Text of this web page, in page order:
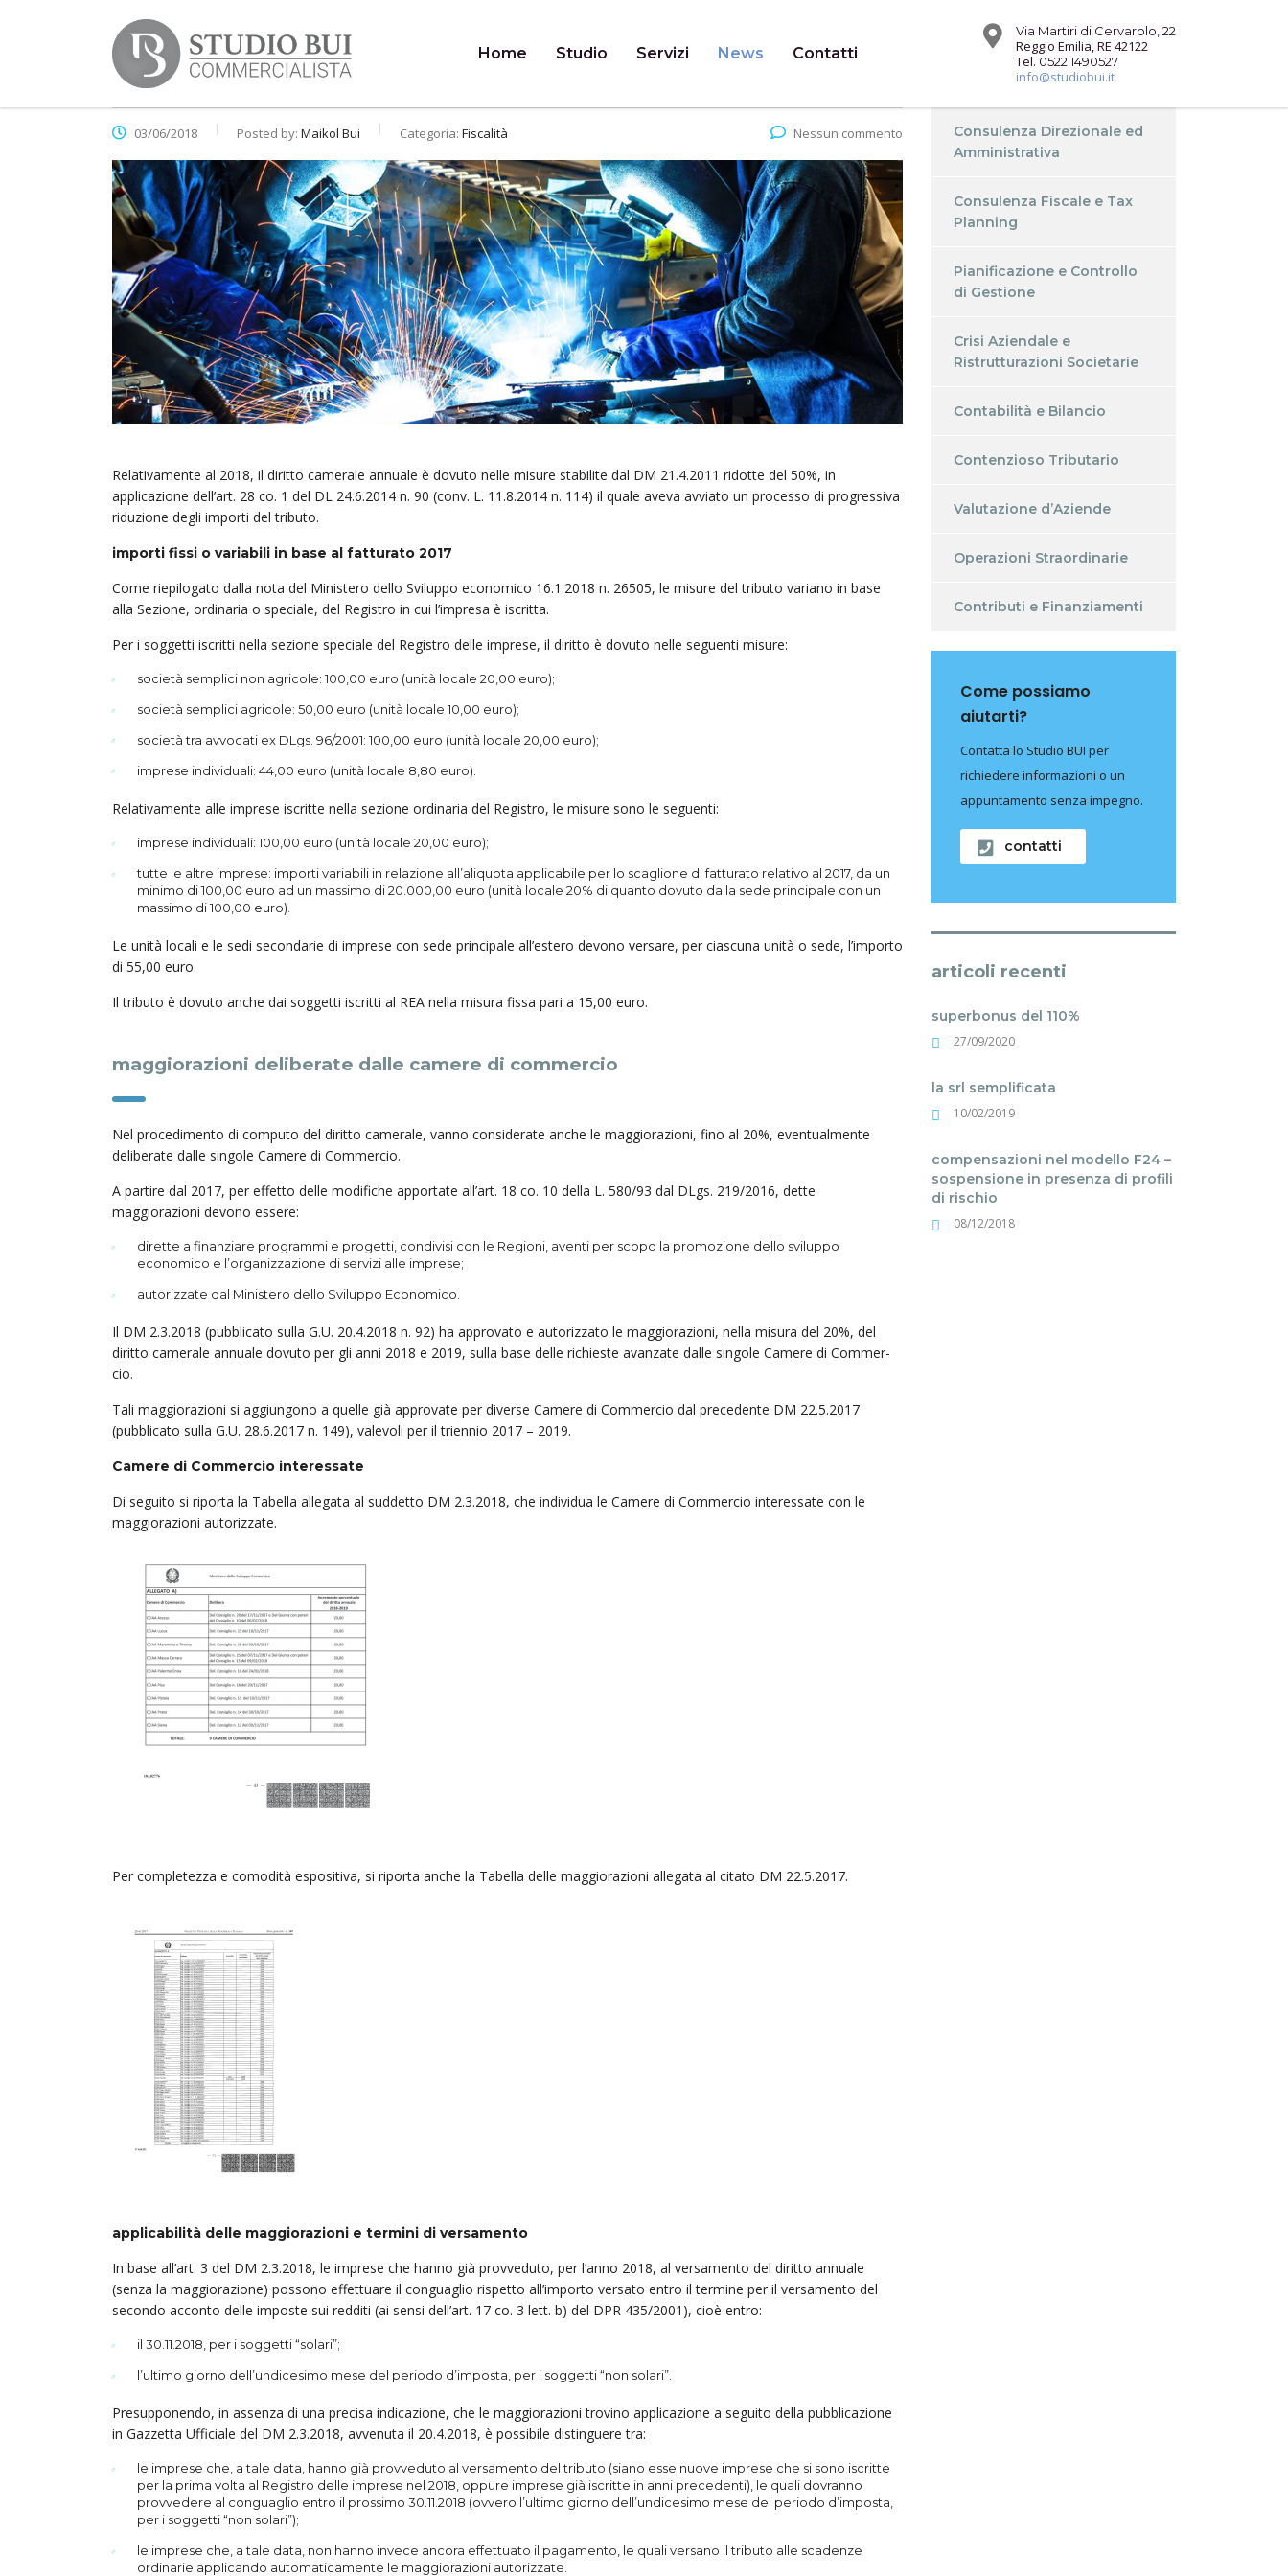
Home Studio Servizi News Contatti
Via Martiri di Cervarolo, 22
Reggio Emilia, RE 42122
Tel. 0522.1490527
info@studiobui.it
03/06/2018 Posted by: Maikol Bui Categoria: Fiscalità Nessun commento
Relativamente al 2018, il diritto camerale annuale è dovuto nelle misure stabilite dal DM 21.4.2011 ridotte del 50%, in
applicazione dell’art. 28 co. 1 del DL 24.6.2014 n. 90 (conv. L. 11.8.2014 n. 114) il quale aveva avviato un processo di progressiva
riduzione degli importi del tributo.
importi fissi o variabili in base al fatturato 2017
Come riepilogato dalla nota del Ministero dello Sviluppo economico 16.1.2018 n. 26505, le misure del tributo variano in base
alla Sezione, ordinaria o speciale, del Registro in cui l’impresa è iscritta.
Per i soggetti iscritti nella sezione speciale del Registro delle imprese, il diritto è dovuto nelle se­guenti misure:
società semplici non agricole: 100,00 euro (unità locale 20,00 euro);
società semplici agricole: 50,00 euro (unità locale 10,00 euro);
società tra avvocati ex DLgs. 96/2001: 100,00 euro (unità locale 20,00 euro);
imprese individuali: 44,00 euro (unità locale 8,80 euro).
Relativamente alle imprese iscritte nella sezione ordinaria del Registro, le misure sono le seguenti:
imprese individuali: 100,00 euro (unità locale 20,00 euro);
tutte le altre imprese: importi variabili in relazione all’aliquota applicabile per lo scaglione di fatturato relativo al 2017, da un
minimo di 100,00 euro ad un massimo di 20.000,00 euro (unità locale 20% di quanto dovuto dalla sede principale con un
massimo di 100,00 euro).
Le unità locali e le sedi secondarie di imprese con sede principale all’estero devono versare, per ciascuna unità o sede, l’importo
di 55,00 euro.
Il tributo è dovuto anche dai soggetti iscritti al REA nella misura fissa pari a 15,00 euro.
maggiorazioni deliberate dalle camere di commercio
Nel procedimento di computo del diritto camerale, vanno considerate anche le maggiorazioni, fino al 20%, eventualmente
deliberate dalle singole Camere di Commercio.
A partire dal 2017, per effetto delle modifiche apportate all’art. 18 co. 10 della L. 580/93 dal DLgs. 219/2016, dette
maggiorazioni devono essere:
dirette a finanziare programmi e progetti, condivisi con le Regioni, aventi per scopo la pro­mo­zione dello sviluppo
economico e l’organizzazione di servizi alle imprese;
autorizzate dal Ministero dello Sviluppo Economico.
Il DM 2.3.2018 (pubblicato sulla G.U. 20.4.2018 n. 92) ha approvato e autorizzato le maggiorazioni, nella misura del 20%, del
diritto camerale annuale do­vu­to per gli anni 2018 e 2019, sulla base delle richieste avanzate dalle singole Camere di Commer­
cio.
Tali maggiorazioni si aggiungono a quelle già approvate per diverse Camere di Commercio dal pre­cedente DM 22.5.2017
(pubblicato sulla G.U. 28.6.2017 n. 149), valevoli per il triennio 2017 – 2019.
Camere di Commercio interessate
Di seguito si riporta la Tabella allegata al suddetto DM 2.3.2018, che individua le Camere di Com­mercio interessate con le
maggiorazioni autorizzate.
Per completezza e comodità espositiva, si riporta anche la Tabella delle maggiorazioni allegata al citato DM 22.5.2017.
applicabilità delle maggiorazioni e termini di versamento
In base all’art. 3 del DM 2.3.2018, le imprese che hanno già provveduto, per l’anno 2018, al versa­mento del diritto annuale
(senza la maggiorazione) possono effettuare il conguaglio rispetto all’im­porto versato entro il termine per il versamento del
secondo acconto delle imposte sui redditi (ai sensi dell’art. 17 co. 3 lett. b) del DPR 435/2001), cioè entro:
il 30.11.2018, per i soggetti “solari”;
l’ultimo giorno dell’undicesimo mese del periodo d’imposta, per i soggetti “non solari”.
Presupponendo, in assenza di una precisa indicazione, che le maggiorazioni trovino applicazione a seguito della pubblicazione
in Gazzetta Ufficiale del DM 2.3.2018, avvenuta il 20.4.2018, è possibile distinguere tra:
le imprese che, a tale data, hanno già provveduto al versamento del tributo (siano esse nuo­ve imprese che si sono iscritte
per la prima volta al Registro delle imprese nel 2018, oppure imprese già iscritte in anni precedenti), le quali dovranno
provvedere al conguaglio entro il prossimo 30.11.2018 (ovvero l’ultimo giorno dell’undicesimo mese del periodo d’imposta,
per i soggetti “non solari”);
le imprese che, a tale data, non hanno invece ancora effettuato il pagamento, le quali ver­sa­no il tributo alle scadenze
ordinarie applicando automaticamente le maggiorazioni autorizzate.
Consulenza Direzionale ed
Amministrativa
Consulenza Fiscale e Tax
Planning
Pianificazione e Controllo
di Gestione
Crisi Aziendale e
Ristrutturazioni Societarie
Contabilità e Bilancio
Contenzioso Tributario
Valutazione d’Aziende
Operazioni Straordinarie
Contributi e Finanziamenti
Come possiamo
aiutarti?
Contatta lo Studio BUI per
richiedere informazioni o un
appuntamento senza impegno.
contatti
articoli recenti
superbonus del 110%
27/09/2020
la srl semplificata
10/02/2019
compensazioni nel modello F24 –
sospensione in presenza di profili
di rischio
08/12/2018